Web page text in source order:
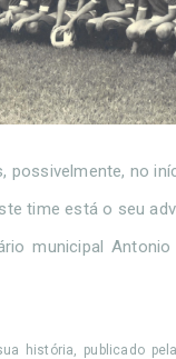
possivelmente, no
time está o seu
municipal
história, publicado